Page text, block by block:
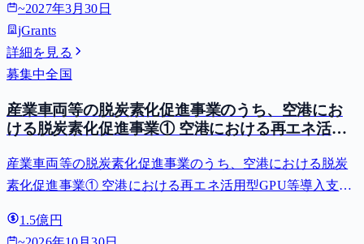
~2027年3月30日
jGrants
詳細を見る
募集中全国
産業車両等の脱炭素化促進事業のうち、空港にお
ける脱炭素化促進事業① 空港における再エネ活用
費等補助金）
産業車両等の脱炭素化促進事業のうち、空港における脱炭
素化促進事業① 空港における再エネ活用型GPU等導入支援
1.5億円